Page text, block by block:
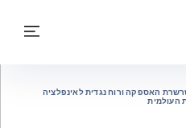
2021 רבעון 3: שרשרת האספקה ורוח נגדית לאינפלציה
העולמית